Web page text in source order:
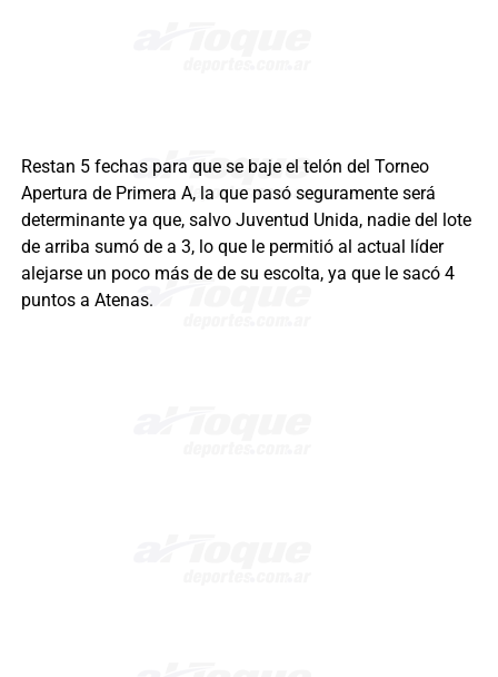
Restan 5 fechas para que se baje el telón del Torneo
Apertura de Primera A, la que pasó seguramente será
determinante ya que, salvo Juventud Unida, nadie del lote
de arriba sumó de a 3, lo que le permitió al actual líder
alejarse un poco más de de su escolta, ya que le sacó 4
puntos a Atenas.